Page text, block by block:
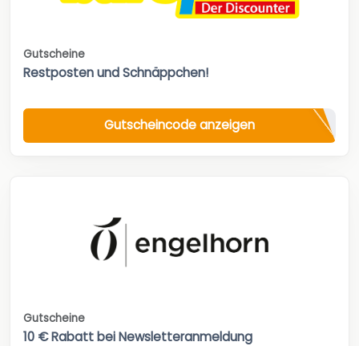
Gutscheine
Restposten und Schnäppchen!
Gutscheincode anzeigen
Gutscheine
10 € Rabatt bei Newsletteranmeldung